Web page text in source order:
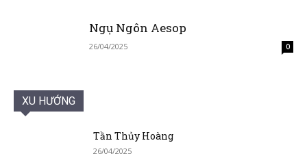
Ngụ Ngôn Aesop
26/04/2025 0
XU HƯỚNG
Tần Thủy Hoàng
26/04/2025